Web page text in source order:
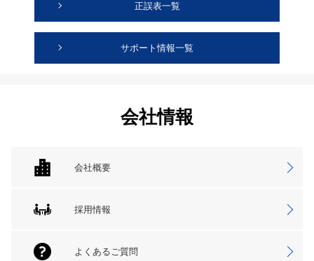
正誤表一覧
サポート情報一覧
会社情報
会社概要
採用情報
よくあるご質問